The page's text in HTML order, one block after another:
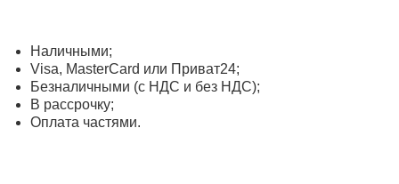
Наличными;
Visa, MasterСard или Приват24;
Безналичными (с НДС и без НДС);
В рассрочку;
Оплата частями.